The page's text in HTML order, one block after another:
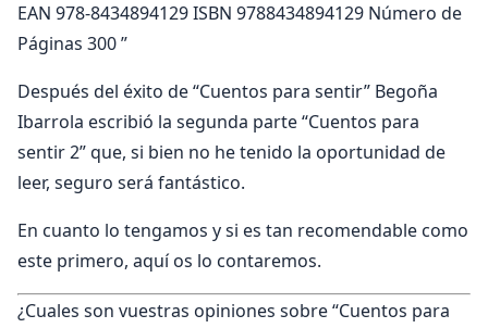
EAN 978-8434894129 ISBN 9788434894129 Número de
Páginas 300 ”
Después del éxito de “Cuentos para sentir” Begoña
Ibarrola escribió la segunda parte “Cuentos para
sentir 2” que, si bien no he tenido la oportunidad de
leer, seguro será fantástico.
En cuanto lo tengamos y si es tan recomendable como
este primero, aquí os lo contaremos.
¿Cuales son vuestras opiniones sobre “Cuentos para